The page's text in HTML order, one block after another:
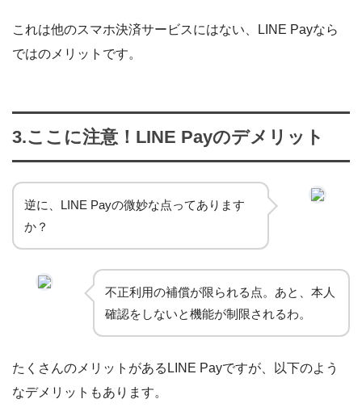
これは他のスマホ決済サービスにはない、LINE Payなら
ではのメリットです。
3.ここに注意！LINE Payのデメリット
逆に、LINE Payの微妙な点ってあります
か？
不正利用の補償が限られる点。あと、本人
確認をしないと機能が制限されるわ。
たくさんのメリットがあるLINE Payですが、以下のよう
なデメリットもあります。